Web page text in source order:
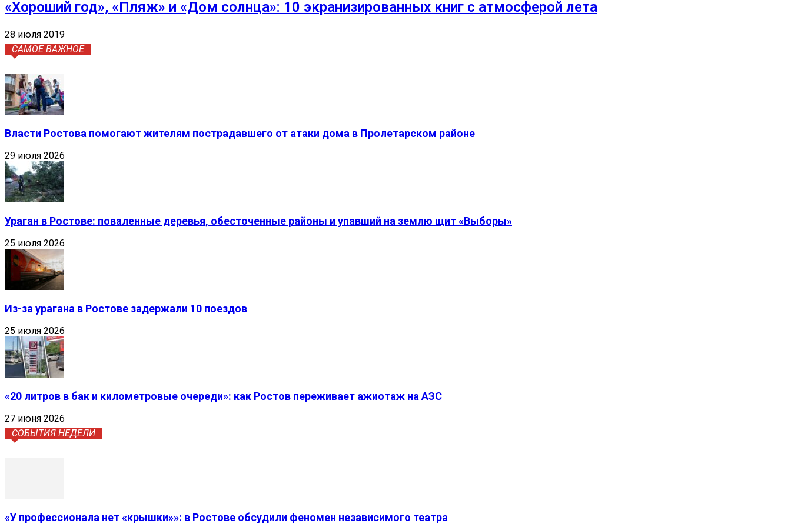
«Хороший год», «Пляж» и «Дом солнца»: 10 экранизированных книг с атмосферой лета
28 июля 2019
САМОЕ ВАЖНОЕ
Власти Ростова помогают жителям пострадавшего от атаки дома в Пролетарском районе
29 июля 2026
Ураган в Ростове: поваленные деревья, обесточенные районы и упавший на землю щит «Выборы»
25 июля 2026
Из-за урагана в Ростове задержали 10 поездов
25 июля 2026
«20 литров в бак и километровые очереди»: как Ростов переживает ажиотаж на АЗС
27 июня 2026
СОБЫТИЯ НЕДЕЛИ
«У профессионала нет «крышки»»: в Ростове обсудили феномен независимого театра